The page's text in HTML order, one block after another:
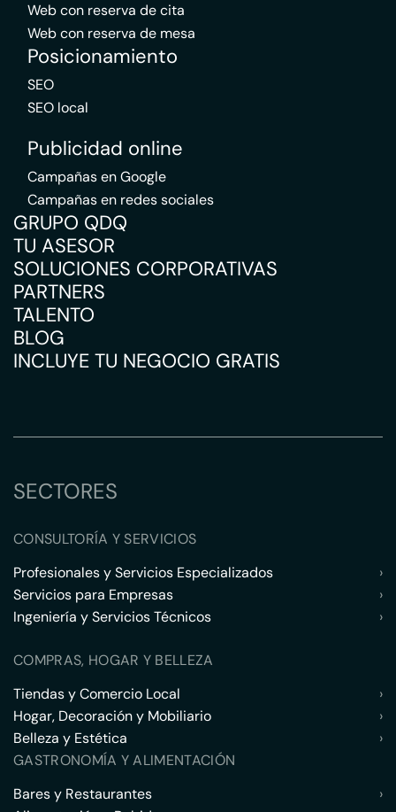
Web con reserva de cita
Web con reserva de mesa
Posicionamiento
SEO
SEO local
Publicidad online
Campañas en Google
Campañas en redes sociales
GRUPO QDQ
TU ASESOR
SOLUCIONES CORPORATIVAS
PARTNERS
TALENTO
BLOG
INCLUYE TU NEGOCIO GRATIS
SECTORES
CONSULTORÍA Y SERVICIOS
Profesionales y Servicios Especializados
›
Servicios para Empresas
›
Ingeniería y Servicios Técnicos
›
COMPRAS, HOGAR Y BELLEZA
Tiendas y Comercio Local
›
Hogar, Decoración y Mobiliario
›
Belleza y Estética
›
GASTRONOMÍA Y ALIMENTACIÓN
Bares y Restaurantes
›